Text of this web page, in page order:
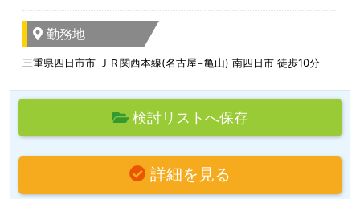
勤務地
三重県四日市市 ＪＲ関西本線(名古屋−亀山) 南四日市 徒歩10分
検討リストへ保存
詳細を見る